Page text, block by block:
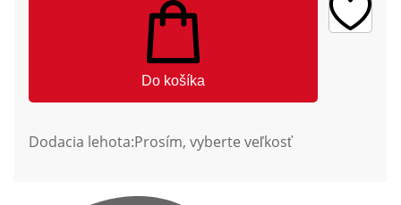
Do košíka
Dodacia lehota:Prosím, vyberte veľkosť